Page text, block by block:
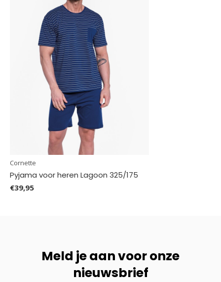
Cornette
Pyjama voor heren Lagoon 325/175
€39,95
Meld je aan voor onze
nieuwsbrief